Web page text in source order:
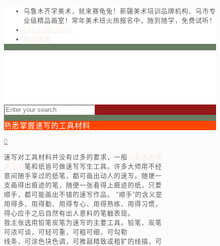
乌鲁木齐学美术，就来赛龟兔！新疆美术培训品牌机构、乌市专
业级精品画室！常年美术班火热报名中，随到随学，免费试听！
181-1680-6557
网站地图
熟悉掌握速写的工具材料
0
速写对工具材料并没有过多的要求，一般 乌鲁木齐速
写培训 笔和纸皆可做速写写生工具。许多大师用不经
意间随手享过的纸笔，都可画出动人的速写。随埂一
支画得出痕迹的笔，随便一张着得上痕迹的纸，只要
顺手，都可能画出不错的速写作品。 “顺手”的含义是
用得多、用得勤、用得专心、用得熟练、用得习惯，
得心应手之后自然有出人意料的笔触表现。
我主张选用铅笔炭笔为速写的主要工具。铅笔、炭笔
可浓可谈，可轻可重，可粗可细，可勾勒
线条，可涂色块色调，可推敲精致或粗犷的线描，可